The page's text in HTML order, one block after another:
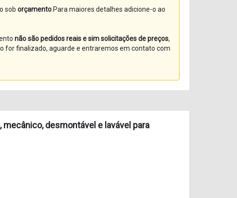
sob orçamento .Para maiores detalhes adicione-o ao
não são pedidos reais e sim solicitações de preços,
for finalizado, aguarde e entraremos em contato com
desmontável e lavável para